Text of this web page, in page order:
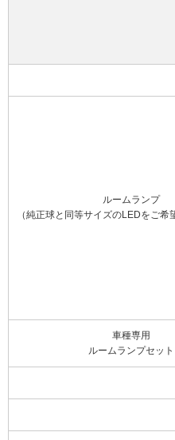
ルームランプ
（純正球と同等サイズのLEDをご希
車種専用
ルームランプセット